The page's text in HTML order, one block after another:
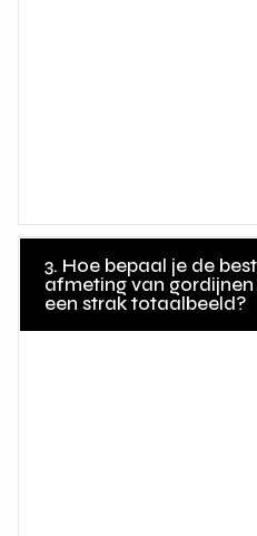
3. Hoe bepaal je de
afmeting van
een strak totaalbeeld?